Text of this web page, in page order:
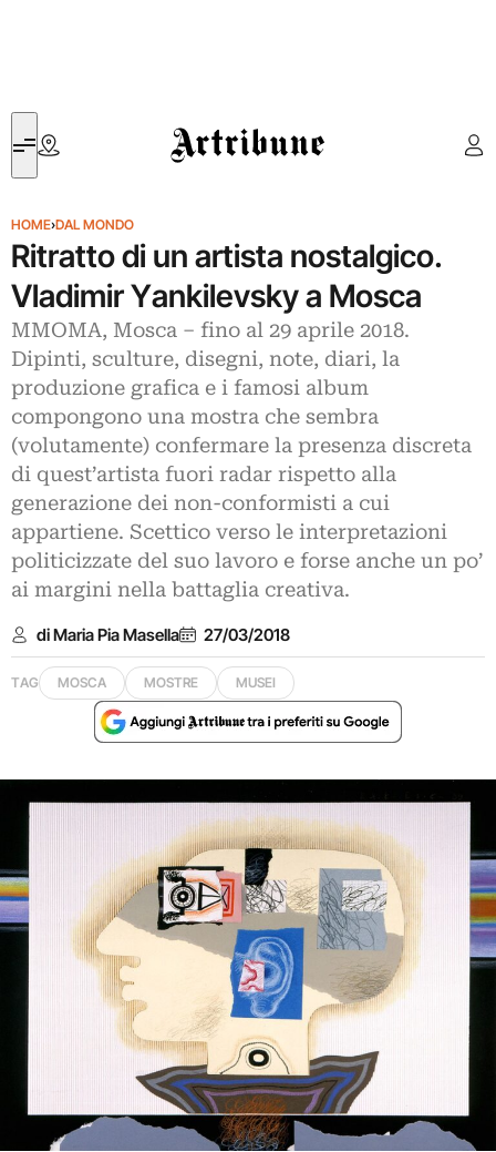
Artribune
HOME›DAL MONDO
Ritratto di un artista nostalgico.
Vladimir Yankilevsky a Mosca
MMOMA, Mosca ‒ fino al 29 aprile 2018.
Dipinti, sculture, disegni, note, diari, la
produzione grafica e i famosi album
compongono una mostra che sembra
(volutamente) confermare la presenza discreta
di quest’artista fuori radar rispetto alla
generazione dei non-conformisti a cui
appartiene. Scettico verso le interpretazioni
politicizzate del suo lavoro e forse anche un po’
ai margini nella battaglia creativa.
di Maria Pia Masella 27/03/2018
TAG MOSCA MOSTRE MUSEI